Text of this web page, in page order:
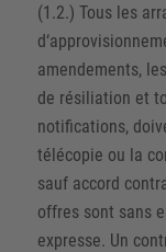
(1.2.) Tous les
amendements,
de résiliation et
notifications,
télécopie ou la
sauf accord
offres sont sans
expresse. Un